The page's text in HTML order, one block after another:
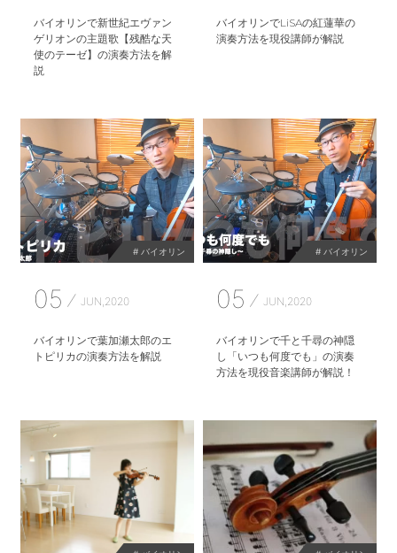
バイオリンで新世紀エヴァン
ゲリオンの主題歌【残酷な天
使のテーゼ】の演奏方法を解
説
バイオリンでLiSAの紅蓮華の
演奏方法を現役講師が解説
# バイオリン
05 JUN,2020
バイオリンで葉加瀬太郎のエ
トピリカの演奏方法を解説
# バイオリン
05 JUN,2020
バイオリンで千と千尋の神隠
し「いつも何度でも」の演奏
方法を現役音楽講師が解説！